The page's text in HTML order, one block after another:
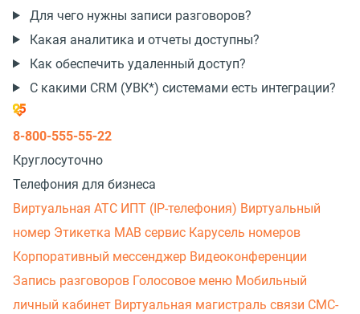
Для чего нужны записи разговоров?
Какая аналитика и отчеты доступны?
Как обеспечить удаленный доступ?
С какими CRM (УВК*) системами есть интеграции?
8-800-555-55-22
Круглосуточно
Телефония для бизнеса
Виртуальная АТС ИПТ (IP-телефония) Виртуальный
номер Этикетка МАВ сервис Карусель номеров
Корпоративный мессенджер Видеоконференции
Запись разговоров Голосовое меню Мобильный
личный кабинет Виртуальная магистраль связи СМС-